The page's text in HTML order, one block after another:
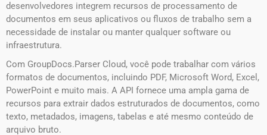
desenvolvedores integrem recursos de processamento de
documentos em seus aplicativos ou fluxos de trabalho sem a
necessidade de instalar ou manter qualquer software ou
infraestrutura.
Com GroupDocs.Parser Cloud, você pode trabalhar com vários
formatos de documentos, incluindo PDF, Microsoft Word, Excel,
PowerPoint e muito mais. A API fornece uma ampla gama de
recursos para extrair dados estruturados de documentos, como
texto, metadados, imagens, tabelas e até mesmo conteúdo de
arquivo bruto.